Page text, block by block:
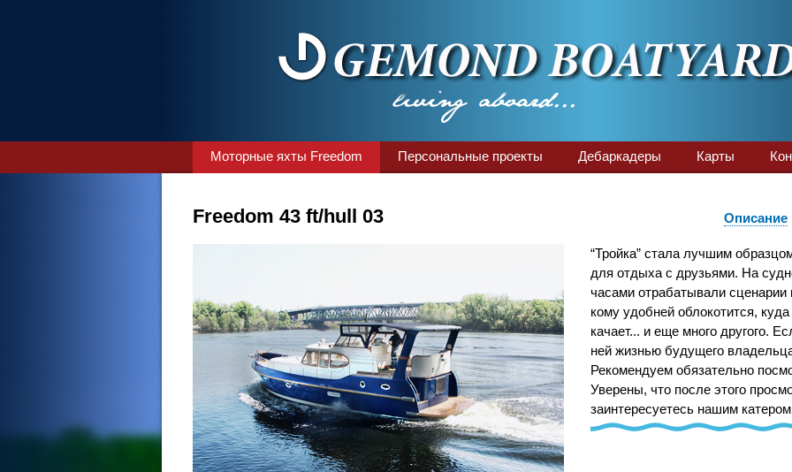
Моторные яхты Freedom Персональные проекты Дебаркадеры Карты
Freedom 43 ft/hull 03 Описание
“Тройка” стала лучшим
для отдыха с друзьями. На
часами отрабатывали сценарии
кому удобней облокотится,
качает... и еще много другого.
ней жизнью будущего
Рекомендуем обязательно
Уверены, что после этого
заинтересуетесь нашим